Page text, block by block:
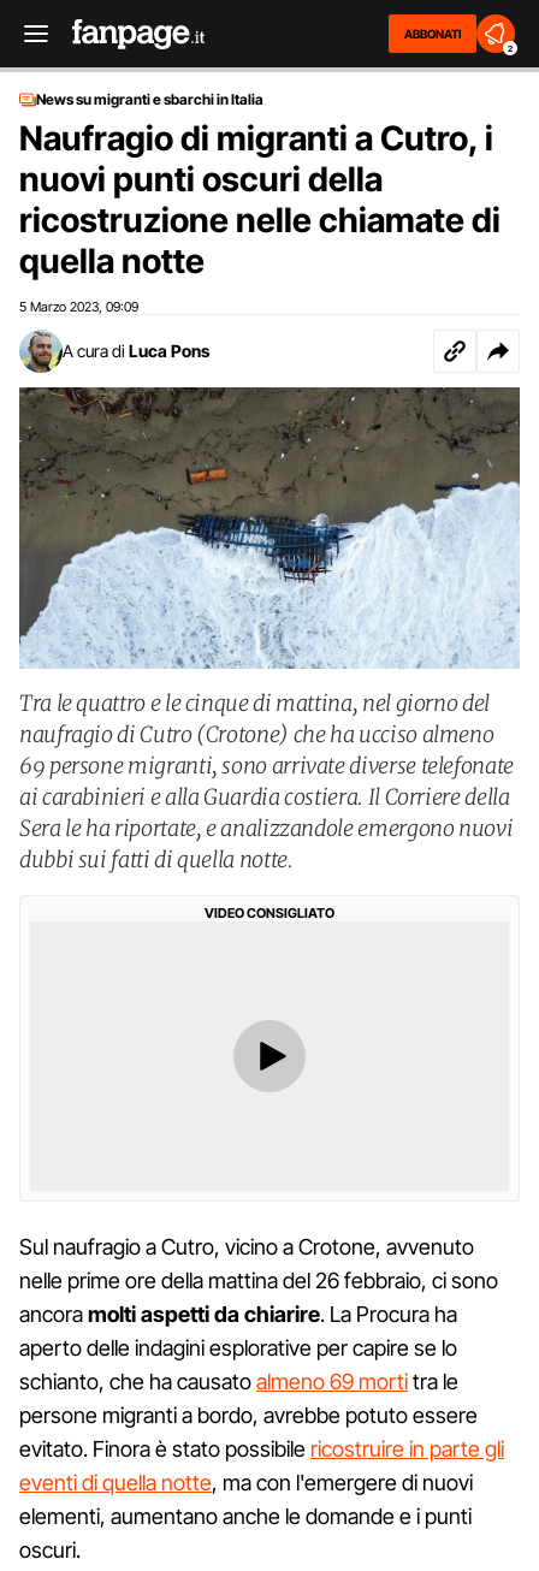
ABBONATI
2
News su migranti e sbarchi in Italia
Naufragio di migranti a Cutro, i
nuovi punti oscuri della
ricostruzione nelle chiamate di
quella notte
5 Marzo 2023 09:09
A cura di Luca Pons
Tra le quattro e le cinque di mattina, nel giorno del
naufragio di Cutro (Crotone) che ha ucciso almeno
69 persone migranti, sono arrivate diverse telefonate
ai carabinieri e alla Guardia costiera. Il Corriere della
Sera le ha riportate, e analizzandole emergono nuovi
dubbi sui fatti di quella notte.
VIDEO CONSIGLIATO
Sul naufragio a Cutro, vicino a Crotone, avvenuto
nelle prime ore della mattina del 26 febbraio, ci sono
ancoramolti aspetti da chiarire. La Procura ha
aperto delle indagini esplorative per capire se lo
schianto, che ha causatoalmeno 69 mortitra le
persone migranti a bordo, avrebbe potuto essere
evitato. Finora è stato possibile ricostruire in parte gli
eventi di quella notte, ma con l'emergere di nuovi
elementi, aumentano anche le domande e i punti
oscuri.